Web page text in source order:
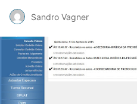
Sandro Vagner